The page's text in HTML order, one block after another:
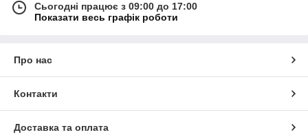
Сьогодні працює з 09:00 до 17:00
Показати весь графік роботи
Про нас
Контакти
Доставка та оплата